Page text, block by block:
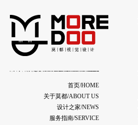
首页/HOME
关于莫都/ABOUT US
设计之家/NEWS
服务指南/SERVICE